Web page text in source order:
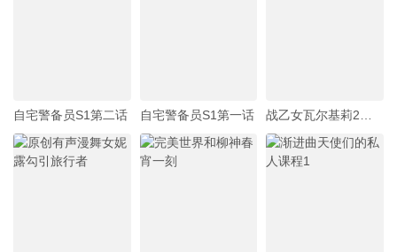
自宅警备员S1第二话 自宅警备员S1第一话